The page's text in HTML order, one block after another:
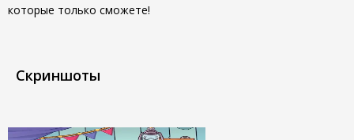
которые только сможете!
Скриншоты